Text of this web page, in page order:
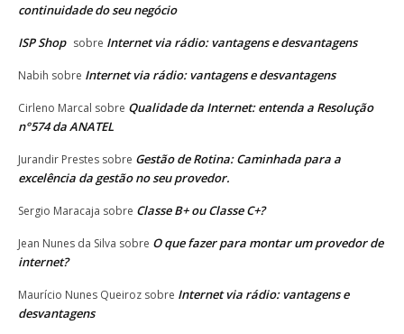
continuidade do seu negócio
ISP Shop sobre Internet via rádio: vantagens e desvantagens
Nabih sobre Internet via rádio: vantagens e desvantagens
Cirleno Marcal sobre Qualidade da Internet: entenda a Resolução
n°574 da ANATEL
Jurandir Prestes sobre Gestão de Rotina: Caminhada para a
excelência da gestão no seu provedor.
Sergio Maracaja sobre Classe B+ ou Classe C+?
Jean Nunes da Silva sobre O que fazer para montar um provedor de
internet?
Maurício Nunes Queiroz sobre Internet via rádio: vantagens e
desvantagens